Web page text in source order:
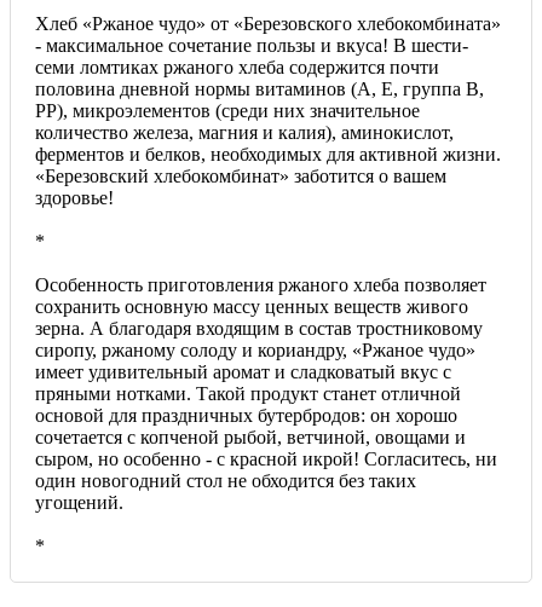
Хлеб «Ржаное чудо» от «Березовского хлебокомбината»
- максимальное сочетание пользы и вкуса! В шести-
семи ломтиках ржаного хлеба содержится почти
половина дневной нормы витаминов (А, Е, группа В,
РР), микроэлементов (среди них значительное
количество железа, магния и калия), аминокислот,
ферментов и белков, необходимых для активной жизни.
«Березовский хлебокомбинат» заботится о вашем
здоровье!
*
Особенность приготовления ржаного хлеба позволяет
сохранить основную массу ценных веществ живого
зерна. А благодаря входящим в состав тростниковому
сиропу, ржаному солоду и кориандру, «Ржаное чудо»
имеет удивительный аромат и сладковатый вкус с
пряными нотками. Такой продукт станет отличной
основой для праздничных бутербродов: он хорошо
сочетается с копченой рыбой, ветчиной, овощами и
сыром, но особенно - с красной икрой! Согласитесь, ни
один новогодний стол не обходится без таких
угощений.
*